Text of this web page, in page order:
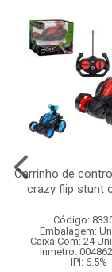
Carrinho de
crazy flip stunt
Código:
Embalagem:
Caixa Com: 24
Inmetro:
IPI: 6.5%